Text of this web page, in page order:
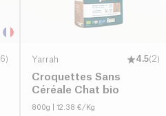
6) Yarrah 4.5(2)
Croquettes Sans
Céréale Chat bio
800g | 12.38 €/Kg